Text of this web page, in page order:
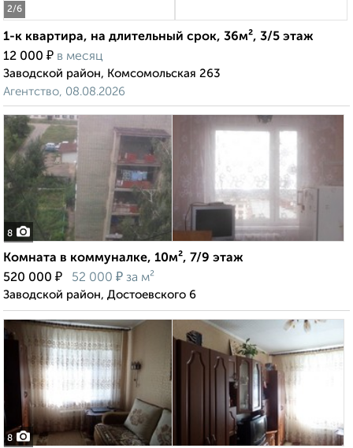
2/6
1-к квартира, на длительный срок, 36м², 3/5 этаж
12 000 ₽ в месяц
Заводской район, Комсомольская 263
Агентство, 08.08.2026
8
Комната в коммуналке, 10м², 7/9 этаж
520 000 ₽ 52 000 ₽ за м²
Заводской район, Достоевского 6
8